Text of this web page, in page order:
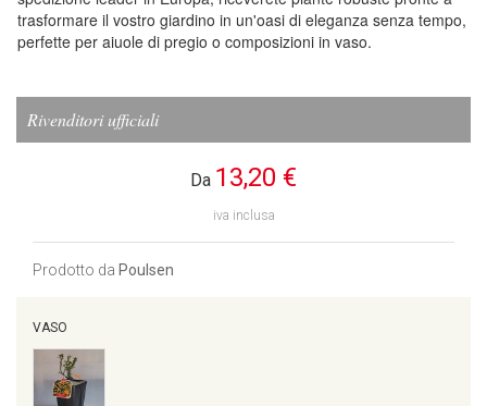
trasformare il vostro giardino in un'oasi di eleganza senza tempo,
perfette per aiuole di pregio o composizioni in vaso.
Rivenditori ufficiali
Da 13,20 €
iva inclusa
Prodotto da Poulsen
VASO